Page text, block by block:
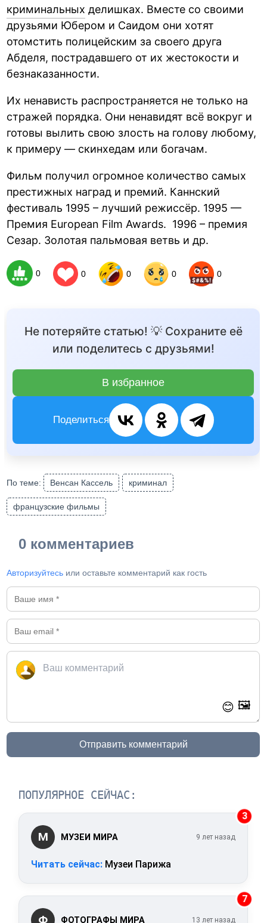
криминальных делишках. Вместе со своими
друзьями Юбером и Саидом они хотят
отомстить полицейским за своего друга
Абделя, пострадавшего от их жестокости и
безнаказанности.
Их ненависть распространяется не только на
стражей порядка. Они ненавидят всё вокруг и
готовы вылить свою злость на голову любому,
к примеру — скинхедам или богачам.
Фильм получил огромное количество самых
престижных наград и премий. Каннский
фестиваль 1995 – лучший режиссёр. 1995 —
Премия European Film Awards. 1996 – премия
Сезар. Золотая пальмовая ветвь и др.
0 0 0 0 0
Не потеряйте статью! 💡 Сохраните её
или поделитесь с друзьями!
В избранное
Поделиться
По теме: Венсан Кассель криминал
французские фильмы
0 комментариев
Авторизуйтесь или оставьте комментарий как гость
😊 🖼️
Отправить комментарий
ПОПУЛЯРНОЕ СЕЙЧАС:
3
М МУЗЕИ МИРА 9 лет назад
Читать сейчас: Музеи Парижа
7
Ф ФОТОГРАФЫ МИРА 13 лет назад